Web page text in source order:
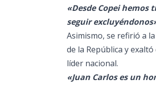
«Desde Copei hemos
seguir
Asimismo, se refirió a
de la República y
líder nacional.
«Juan Carlos es un